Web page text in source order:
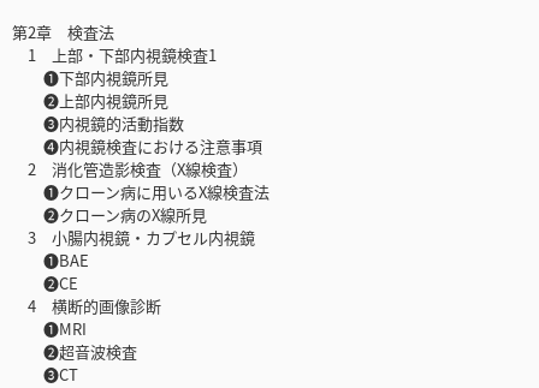
第2章 検査法
1 上部・下部内視鏡検査1
❶下部内視鏡所見
❷上部内視鏡所見
❸内視鏡的活動指数
❹内視鏡検査における注意事項
2 消化管造影検査（X線検査）
❶クローン病に用いるX線検査法
❷クローン病のX線所見
3 小腸内視鏡・カプセル内視鏡
❶BAE
❷CE
4 横断的画像診断
❶MRI
❷超音波検査
❸CT